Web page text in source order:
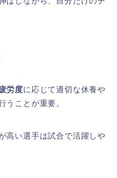
労度に応じて適切な休養や
うことが重要。
高い選手は試合で活躍しや